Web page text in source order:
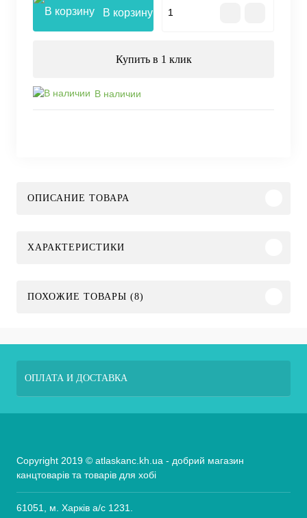
В корзину
Купить в 1 клик
В наличии
ОПИСАНИЕ ТОВАРА
ХАРАКТЕРИСТИКИ
ПОХОЖИЕ ТОВАРЫ (8)
ОПЛАТА И ДОСТАВКА
Copyright 2019 © atlaskanc.kh.ua - добрий магазин
канцтоварів та товарів для хобі
61051, м. Харків а/с 1231.